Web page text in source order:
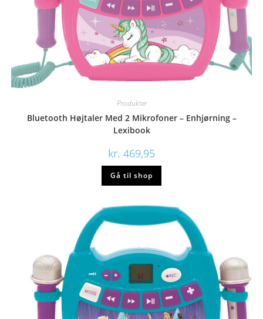
Produkter
Bluetooth Højtaler Med 2 Mikrofoner – Enhjørning –
Lexibook
kr. 469,95
Gå til shop